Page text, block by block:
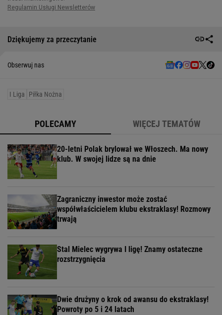
Dziękujemy za przeczytanie
Obserwuj nas
I Liga Piłka Nożna
POLECAMY WIĘCEJ TEMATÓW
20-letni Polak brylował we Włoszech. Ma nowy
klub. W swojej lidze są na dnie
Zagraniczny inwestor może zostać
współwłaścicielem klubu ekstraklasy! Rozmowy
trwają
Stal Mielec wygrywa I ligę! Znamy ostateczne
rozstrzygnięcia
Dwie drużyny o krok od awansu do ekstraklasy!
Powroty po 5 i 24 latach